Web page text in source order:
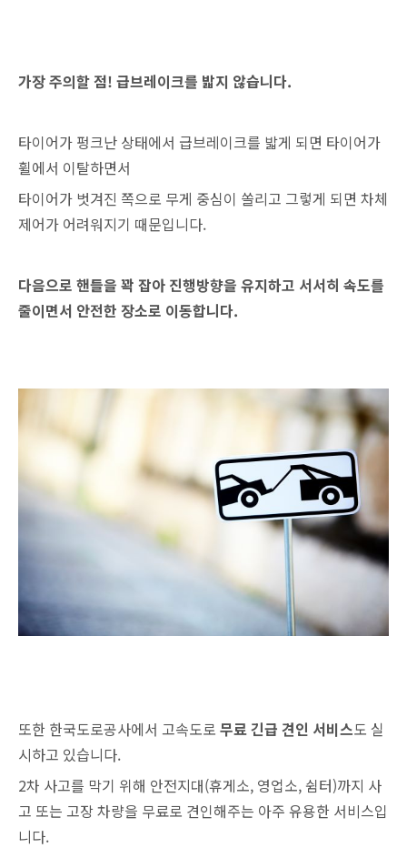
가장 주의할 점! 급브레이크를 밟지 않습니다.
타이어가 펑크난 상태에서 급브레이크를 밟게 되면 타이어가
휠에서 이탈하면서
타이어가 벗겨진 쪽으로 무게 중심이 쏠리고 그렇게 되면 차체
제어가 어려워지기 때문입니다.
다음으로 핸들을 꽉 잡아 진행방향을 유지하고 서서히 속도를
줄이면서 안전한 장소로 이동합니다.
또한 한국도로공사에서 고속도로 무료 긴급 견인 서비스도 실
시하고 있습니다.
2차 사고를 막기 위해 안전지대(휴게소, 영업소, 쉼터)까지 사
고 또는 고장 차량을 무료로 견인해주는 아주 유용한 서비스입
니다.